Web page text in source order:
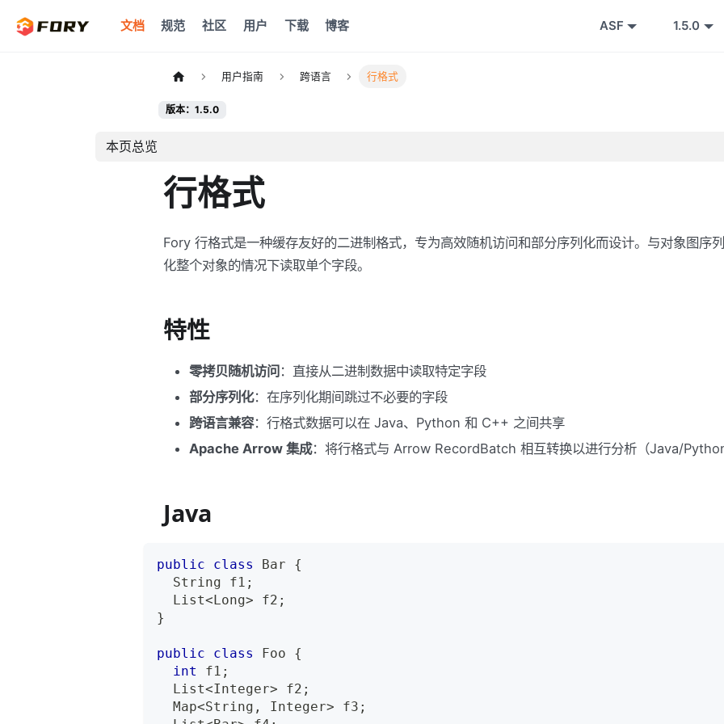
文档 规范 社区 用户 下载 博客 ASF 1.5.0
用户指南 跨语言 行格式
版本：1.5.0
本页总览
行格式
Fory 行格式是一种缓存友好的二进制格式，专为高效随机访问和部分序列化而设计。与对象图序
化整个对象的情况下读取单个字段。
特性
零拷贝随机访问：直接从二进制数据中读取特定字段
部分序列化：在序列化期间跳过不必要的字段
跨语言兼容：行格式数据可以在 Java、Python 和 C++ 之间共享
Apache Arrow 集成：将行格式与 Arrow RecordBatch 相互转换以进行分析（Java/
Java
public class Bar
{
String f1 ;
List<Long> f2 ;
}
public class Foo
{
int
f1 ;
List<Integer> f2 ;
Map<String , Integer> f3 ;